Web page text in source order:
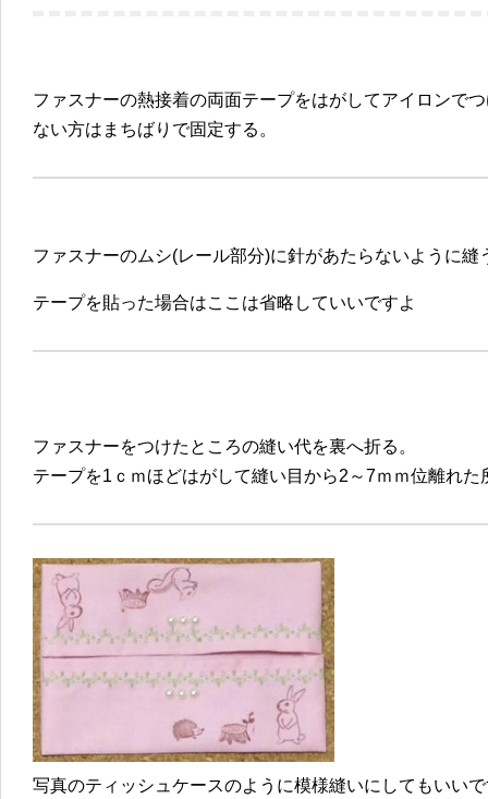
ファスナーの熱接着の両面テープをはがしてアイロンで
ない方はまちばりで固定する。
ファスナーのムシ(レール部分)に針があたらないように縫
テープを貼った場合はここは省略していいですよ
ファスナーをつけたところの縫い代を裏へ折る。
テープを1ｃｍほどはがして縫い目から2～7ｍｍ位離れた
写真のティッシュケースのように模様縫いにしてもいい